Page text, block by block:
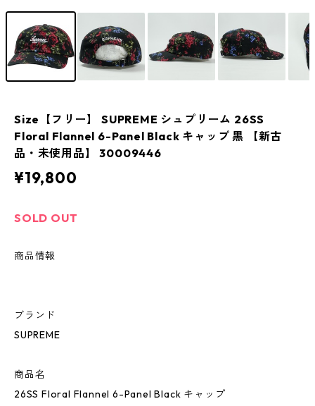
Size【フリー】 SUPREME シュプリーム 26SS
Floral Flannel 6-Panel Black キャップ 黒 【新古
品・未使用品】 30009446
¥19,800
SOLD OUT
商品情報
ブランド
SUPREME
商品名
26SS Floral Flannel 6-Panel Black キャップ